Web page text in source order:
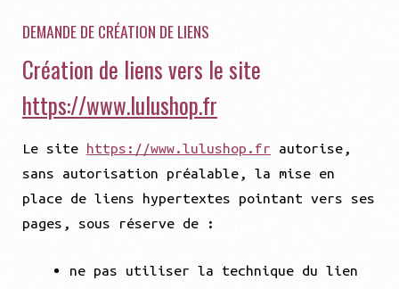
DEMANDE DE CRÉATION DE LIENS
Création de liens vers le site
https://www.lulushop.fr
Le site https://www.lulushop.fr autorise,
sans autorisation préalable, la mise en
place de liens hypertextes pointant vers ses
pages, sous réserve de :
ne pas utiliser la technique du lien